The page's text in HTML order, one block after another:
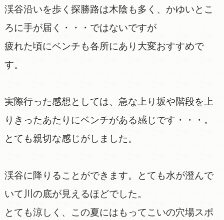
渓谷沿いを歩く探勝路は木陰も多く、かゆいとこ
ろに手が届く・・・ではないですが
疲れた頃にベンチも各所にあり大変おすすめで
す。
実際行った感想としては、急な上り坂や階段を上
りきったあたりにベンチがある感じです・・・。
とても親切な感じがしました。
渓谷に降りることができます。とても水が澄んで
いて川の底が見えるほどでした。
とても涼しく、この夏にはもってこいの穴場スポ